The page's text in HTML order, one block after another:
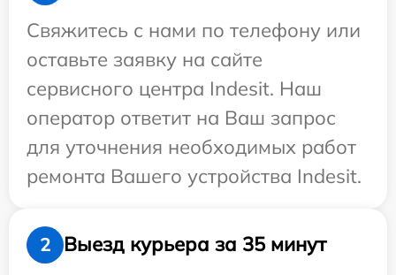
Свяжитесь с нами по телефону или
оставьте заявку на сайте
сервисного центра Indesit. Наш
оператор ответит на Ваш запрос
для уточнения необходимых работ
ремонта Вашего устройства Indesit.
2
Выезд курьера за 35 минут